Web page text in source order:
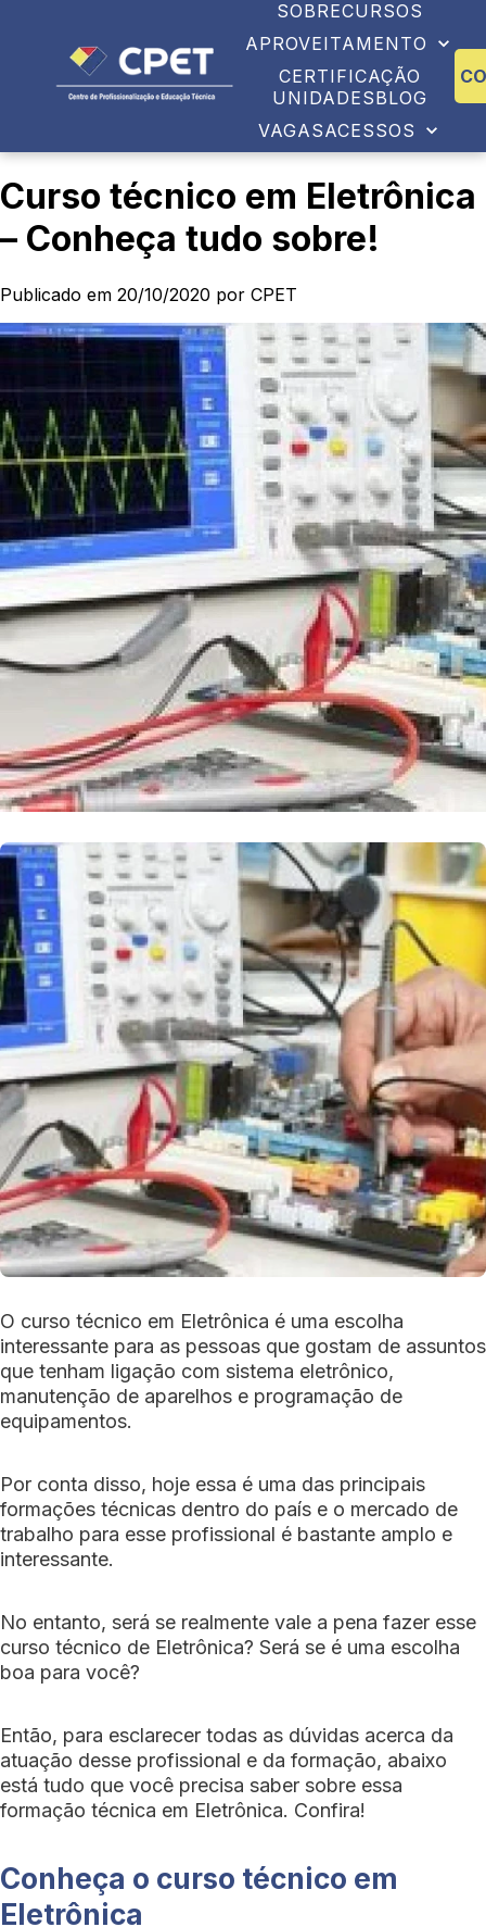
SOBRECURSOS
APROVEITAMENTO
CERTIFICAÇÃO
UNIDADESBLOG
VAGASACESSOS
Curso técnico em Eletrônica
– Conheça tudo sobre!
Publicado em 20/10/2020 por CPET
O curso técnico em Eletrônica é uma escolha
interessante para as pessoas que gostam de assuntos
que tenham ligação com sistema eletrônico,
manutenção de aparelhos e programação de
equipamentos.
Por conta disso, hoje essa é uma das principais
formações técnicas dentro do país e o mercado de
trabalho para esse profissional é bastante amplo e
interessante.
No entanto, será se realmente vale a pena fazer esse
curso técnico de Eletrônica? Será se é uma escolha
boa para você?
Então, para esclarecer todas as dúvidas acerca da
atuação desse profissional e da formação, abaixo
está tudo que você precisa saber sobre essa
formação técnica em Eletrônica. Confira!
Conheça o curso técnico em
Eletrônica